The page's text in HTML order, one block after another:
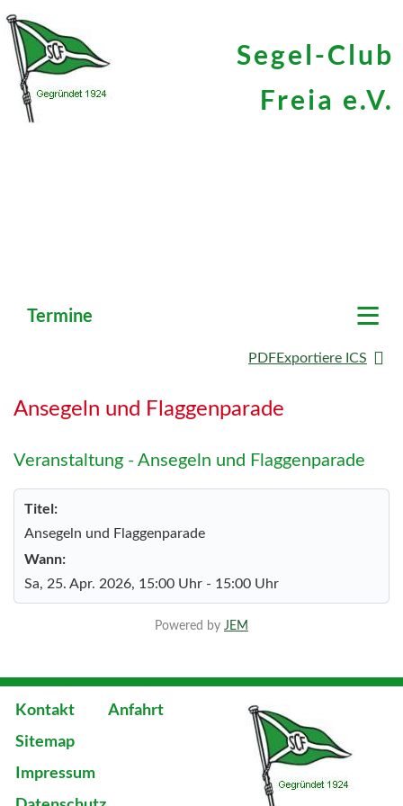
Segel-Club
Freia e.V.
Termine ≡
PDFExportiere ICS
Ansegeln und Flaggenparade
Veranstaltung - Ansegeln und Flaggenparade
Titel:
Ansegeln und Flaggenparade
Wann:
Sa, 25. Apr. 2026, 15:00 Uhr - 15:00 Uhr
Powered by JEM
Kontakt
Anfahrt
Sitemap
Impressum